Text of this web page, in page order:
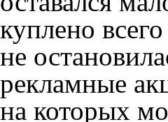
куплено
не
рекламные
на которых